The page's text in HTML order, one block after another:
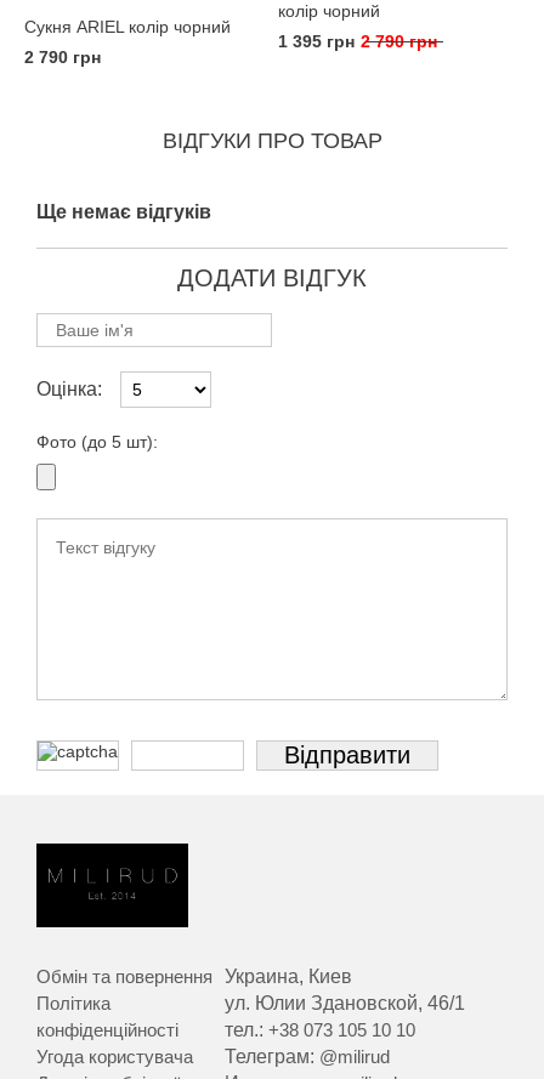
Сукня ARIEL колір чорний
2 790 грн
колір чорний
1 395 грн 2 790 грн
ВІДГУКИ ПРО ТОВАР
Ще немає відгуків
ДОДАТИ ВІДГУК
Оцінка:
Фото (до 5 шт):
Обмін та повернення
Політика
конфіденційності
Угода користувача
Украина, Киев
ул. Юлии Здановской, 46/1
тел.:+38 073 105 10 10
Телеграм: @milirud